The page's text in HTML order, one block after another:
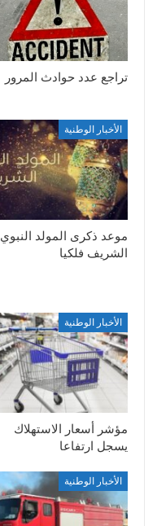
تراجع عدد حوادث المرور
الأخبار الوطنية
موعد ذكرى المولد النبوي
الشريف فلكيا
الأخبار الوطنية
مؤشر أسعار الاستهلاك
يسجل ارتفاعا
الأخبار الوطنية